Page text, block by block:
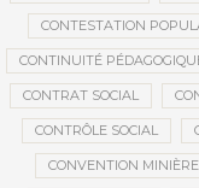
CONTESTATION
CONTINUITÉ
CONTRAT SOCIAL
CONTRÔLE SOCIAL
CONVENTION MINIÈRE